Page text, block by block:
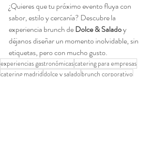
¿Quieres que tu próximo evento fluya con
sabor, estilo y cercanía? Descubre la
experiencia brunch de Dolce & Salado y
déjanos diseñar un momento inolvidable, sin
etiquetas, pero con mucho gusto.
experiencias gastronómicascatering para empresas
catering madriddolce y saladobrunch corporativo